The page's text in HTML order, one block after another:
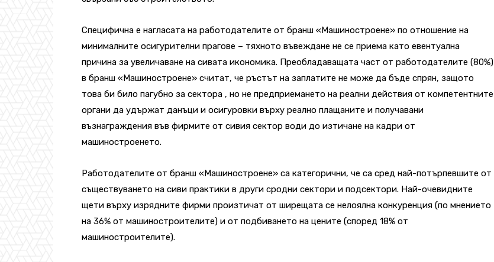
Специфична е нагласата на работодателите от бранш «Машиностроене» по отношение на
минималните осигурителни прагове – тяхното въвеждане не се приема като евентуална
причина за увеличаване на сивата икономика. Преобладаващата част от работодателите (80%)
в бранш «Машиностроене» считат, че ръстът на заплатите не може да бъде спрян, защото
това би било пагубно за сектора , но не предприемането на реални действия от компетентните
органи да удържат данъци и осигуровки върху реално плащаните и получавани
възнаграждения във фирмите от сивия сектор води до изтичане на кадри от
машиностроенето.
Работодателите от бранш «Машиностроене» са категорични, че са сред най-потърпевшите от
съществуването на сиви практики в други сродни сектори и подсектори. Най-очевидните
щети върху изрядните фирми произтичат от ширещата се нелоялна конкуренция (по мнението
на 36% от машиностроителите) и от подбиването на цените (според 18% от
машиностроителите).